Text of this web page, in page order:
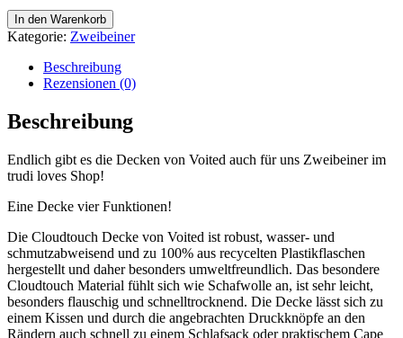
Cloudtouch
Pillow
Blanket
"Camp
Vibes
von
Voited
In den Warenkorb
Kategorie: Zweibeiner
Beschreibung
Rezensionen (0)
Beschreibung
Endlich gibt es die Decken von Voited auch für uns Zweibeiner im
trudi loves Shop!
Eine Decke vier Funktionen!
Die Cloudtouch Decke von Voited ist robust, wasser- und
schmutzabweisend und zu 100% aus recycelten Plastikflaschen
hergestellt und daher besonders umweltfreundlich. Das besondere
Cloudtouch Material fühlt sich wie Schafwolle an, ist sehr leicht,
besonders flauschig und schnelltrocknend. Die Decke lässt sich zu
einem Kissen und durch die angebrachten Druckknöpfe an den
Rändern auch schnell zu einem Schlafsack oder praktischem Cape